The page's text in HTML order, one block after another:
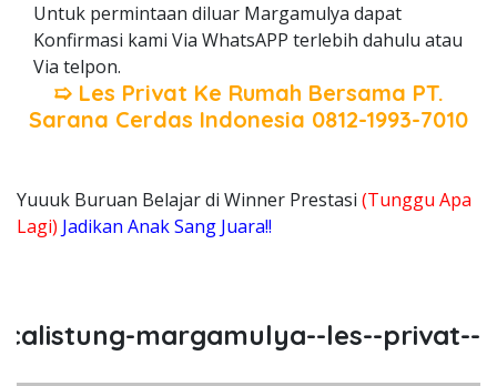
Untuk permintaan diluar Margamulya dapat
Konfirmasi kami Via WhatsAPP terlebih dahulu atau
Via telpon.
➯ Les Privat Ke Rumah Bersama PT.
Sarana Cerdas Indonesia 0812-1993-7010
Yuuuk Buruan Belajar di Winner Prestasi (Tunggu Apa
Lagi) Jadikan Anak Sang Juara!!
margamulya--les--privat--